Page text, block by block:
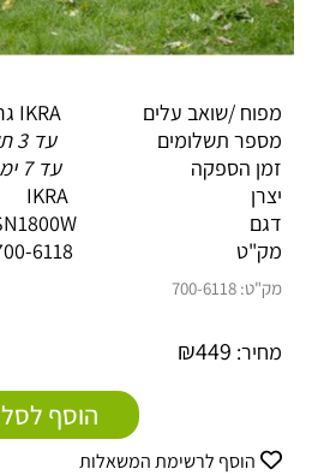
מפוח /שואב עלים IKRA גרמניה
מספר תשלומיםעד 3 תשלומים
זמן הספקהעד 7 ימי עסקים
יצרן IKRA
דגם LSN1800W
מק"ט 700-6118
מק"ט: 700-6118
מחיר: ₪449
הוסף לסל
הוסף לרשימת המשאלות